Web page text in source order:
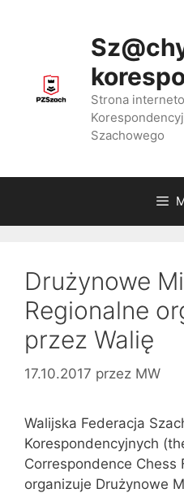
Strona
Szachowego
Drużynowe
Regionalne
przez Walię
17.10.2017 przez MW
Walijska Federacja
Korespondencyjnych
Correspondence Chess
organizuje Drużynowe